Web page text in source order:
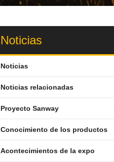
Noticias
Noticias
Noticias relacionadas
Proyecto Sanway
Conocimiento de los productos
Acontecimientos de la expo